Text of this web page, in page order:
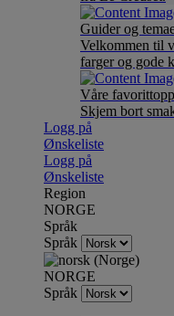
Guider og
Velkommen til
farger og gode
Våre
Skjem bort
Logg på
Ønskeliste
Logg på
Ønskeliste
Region
NORGE
Språk
Språk
NORGE
Språk